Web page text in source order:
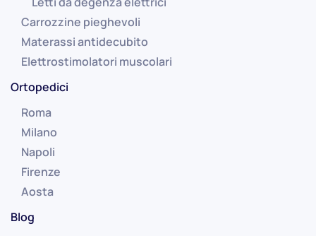
Carrozzine pieghevoli
Materassi antidecubito
Elettrostimolatori muscolari
Ortopedici
Roma
Milano
Napoli
Firenze
Aosta
Blog